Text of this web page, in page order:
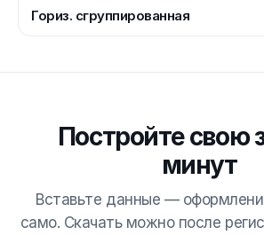
Гориз. сгруппированная
Постройте свою
минут
Вставьте данные —
само. Скачать можно после